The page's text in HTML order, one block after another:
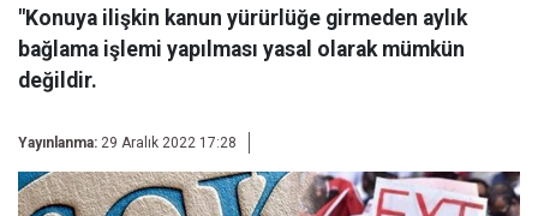
"Konuya ilişkin kanun yürürlüğe girmeden aylık
bağlama işlemi yapılması yasal olarak mümkün
değildir.
Yayınlanma: 29 Aralık 2022 17:28